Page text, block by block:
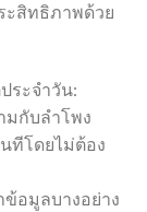
ะสิทธิภาพด้วย
ระจำวัน:
มกับลำโพง
ทีโดยไม่ต้อง
อมูลบางอย่าง